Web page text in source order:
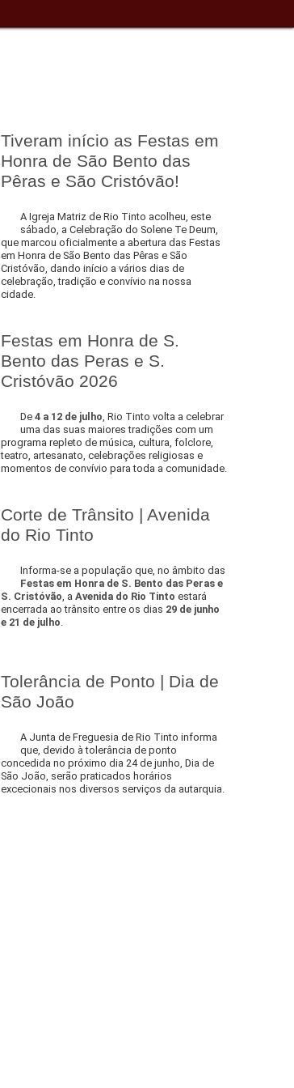
Tiveram início as Festas em
Honra de São Bento das
Pêras e São Cristóvão!
A Igreja Matriz de Rio Tinto acolheu, este
sábado, a Celebração do Solene Te Deum,
que marcou oficialmente a abertura das Festas
em Honra de São Bento das Pêras e São
Cristóvão, dando início a vários dias de
celebração, tradição e convívio na nossa
cidade.
Festas em Honra de S.
Bento das Peras e S.
Cristóvão 2026
De4 a 12 de julho , Rio Tinto volta a celebrar
uma das suas maiores tradições com um
programa repleto de música, cultura, folclore,
teatro, artesanato, celebrações religiosas e
momentos de convívio para toda a comunidade.
Corte de Trânsito | Avenida
do Rio Tinto
Informa-se a população que, no âmbito das
Festas em Honra de S. Bento das Peras e
S. Cristóvão , aAvenida do Rio Tinto estará
encerrada ao trânsito entre os dias 29 de junho
e 21 de julho
Tolerância de Ponto | Dia de
São João
A Junta de Freguesia de Rio Tinto informa
que, devido à tolerância de ponto
concedida no próximo dia 24 de junho, Dia de
São João, serão praticados horários
excecionais nos diversos serviços da autarquia.